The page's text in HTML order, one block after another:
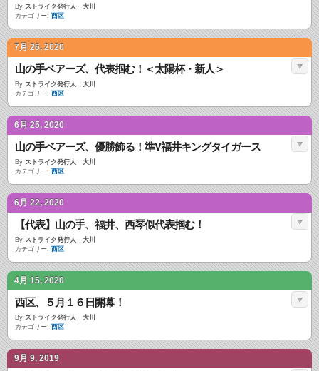
By ストライク発行人 大川
カテゴリー: 西区
7月 26, 2020
山の手ベアーズ、代表掴む！＜太陽杯・新人＞
By ストライク発行人 大川
カテゴリー: 西区
6月 25, 2020
山の手ベアーズ、優勝飾る！準V福井キングタイガース
By ストライク発行人 大川
カテゴリー: 西区
6月 22, 2020
【代表】山の手、福井、西琴似代表掴む！
By ストライク発行人 大川
カテゴリー: 西区
4月 15, 2020
西区、５月１６日開幕！
By ストライク発行人 大川
カテゴリー: 西区
9月 9, 2019